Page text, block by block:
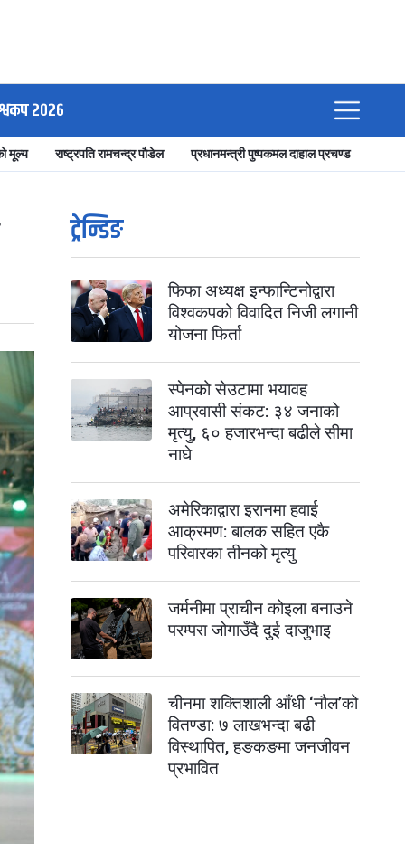
२०२६
मूल्य राष्ट्रपति रामचन्द्र पौडेल प्रधानमन्त्री पुष्पकमल दाहाल प्रचण्ड
ट्रेन्डिङ
फिफा अध्यक्ष इन्फान्टिनोद्वारा
विश्वकपको विवादित निजी लगानी
योजना फिर्ता
स्पेनको सेउटामा भयावह
आप्रवासी संकट: ३४ जनाको
मृत्यु, ६० हजारभन्दा बढीले सीमा
नाघे
अमेरिकाद्वारा इरानमा हवाई
आक्रमण: बालक सहित एकै
परिवारका तीनको मृत्यु
जर्मनीमा प्राचीन कोइला बनाउने
परम्परा जोगाउँदै दुई दाजुभाइ
चीनमा शक्तिशाली आँधी ‘नौल’को
वितण्डा: ७ लाखभन्दा बढी
विस्थापित, हङकङमा जनजीवन
प्रभावित